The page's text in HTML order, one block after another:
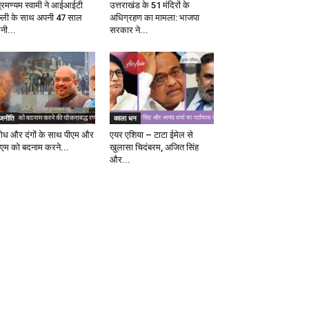
स्वामी ने आईआईटी
के साथ अपनी 47 साल
उत्तराखंड के 51 मंदिरों के
अधिग्रहण का मामला: भाजपा
सरकार ने...
और दंगों के साथ पीएम और
को बदनाम करने...
काला धन
एयर एशिया – टाटा ईमेल से
खुलासा चिदंबरम, अजित सिंह
और...